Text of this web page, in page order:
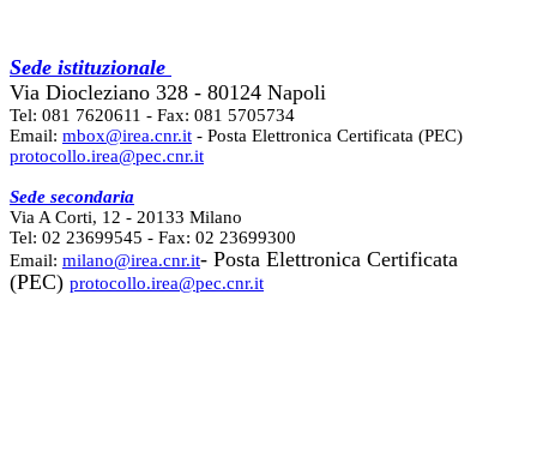
Sede istituzionale
Via Diocleziano 328 - 80124 Napoli
Tel: 081 7620611 - Fax: 081 5705734
Email: mbox@irea.cnr.it - Posta Elettronica Certificata (PEC)
protocollo.irea@pec.cnr.it
Sede secondaria
Via A Corti, 12 - 20133 Milano
Tel: 02 23699545 - Fax: 02 23699300
Email: milano@irea.cnr.it- Posta Elettronica Certificata
(PEC) protocollo.irea@pec.cnr.it